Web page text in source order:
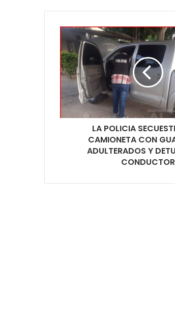
LA POLICIA
CAMIONETA CON
ADULTERADOS Y
CONDUCTOR